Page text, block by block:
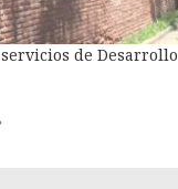
de Desarrollo